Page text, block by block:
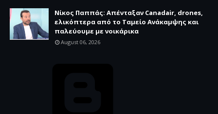
Νίκος Παππάς: Απένταξαν Canadair, drones,
ελικόπτερα από το Ταμείο Ανάκαμψης και
παλεύουμε με νοικάρικα
August 06, 2026